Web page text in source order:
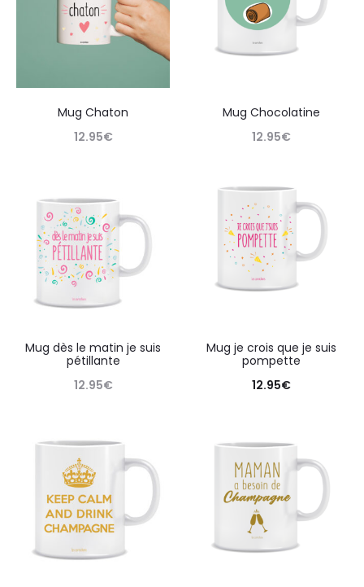
Mug Chaton
12.95€
Mug Chocolatine
12.95€
Mug dès le matin je suis
pétillante
12.95€
Mug je crois que je suis
pompette
12.95€